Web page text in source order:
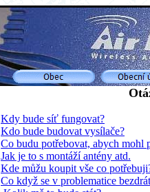
Kdy bude síť fungovat?
Kdo bude budovat vysílače?
Co budu potřebovat, abych mohl
Jak je to s montáží antény atd.
Kde můžu koupit vše co
Co když se v problematice